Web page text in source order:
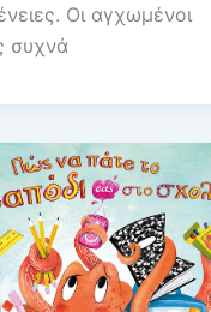
Οι αγχωμένοι
συχνά